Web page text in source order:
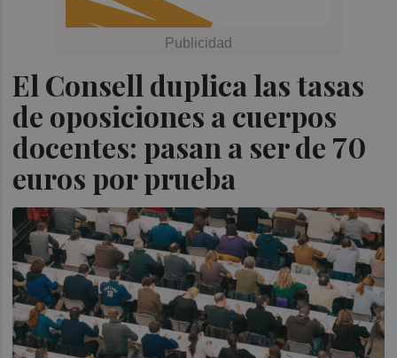
El Consell duplica las tasas
de oposiciones a cuerpos
docentes: pasan a ser de 70
euros por prueba